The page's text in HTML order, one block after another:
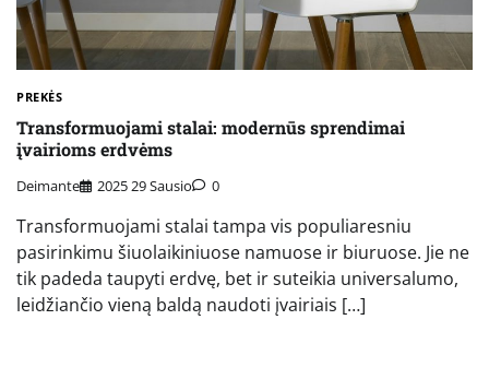
PREKĖS
Transformuojami stalai: modernūs sprendimai
įvairioms erdvėms
Deimante 2025 29 Sausio 0
Transformuojami stalai tampa vis populiaresniu
pasirinkimu šiuolaikiniuose namuose ir biuruose. Jie ne
tik padeda taupyti erdvę, bet ir suteikia universalumo,
leidžiančio vieną baldą naudoti įvairiais […]